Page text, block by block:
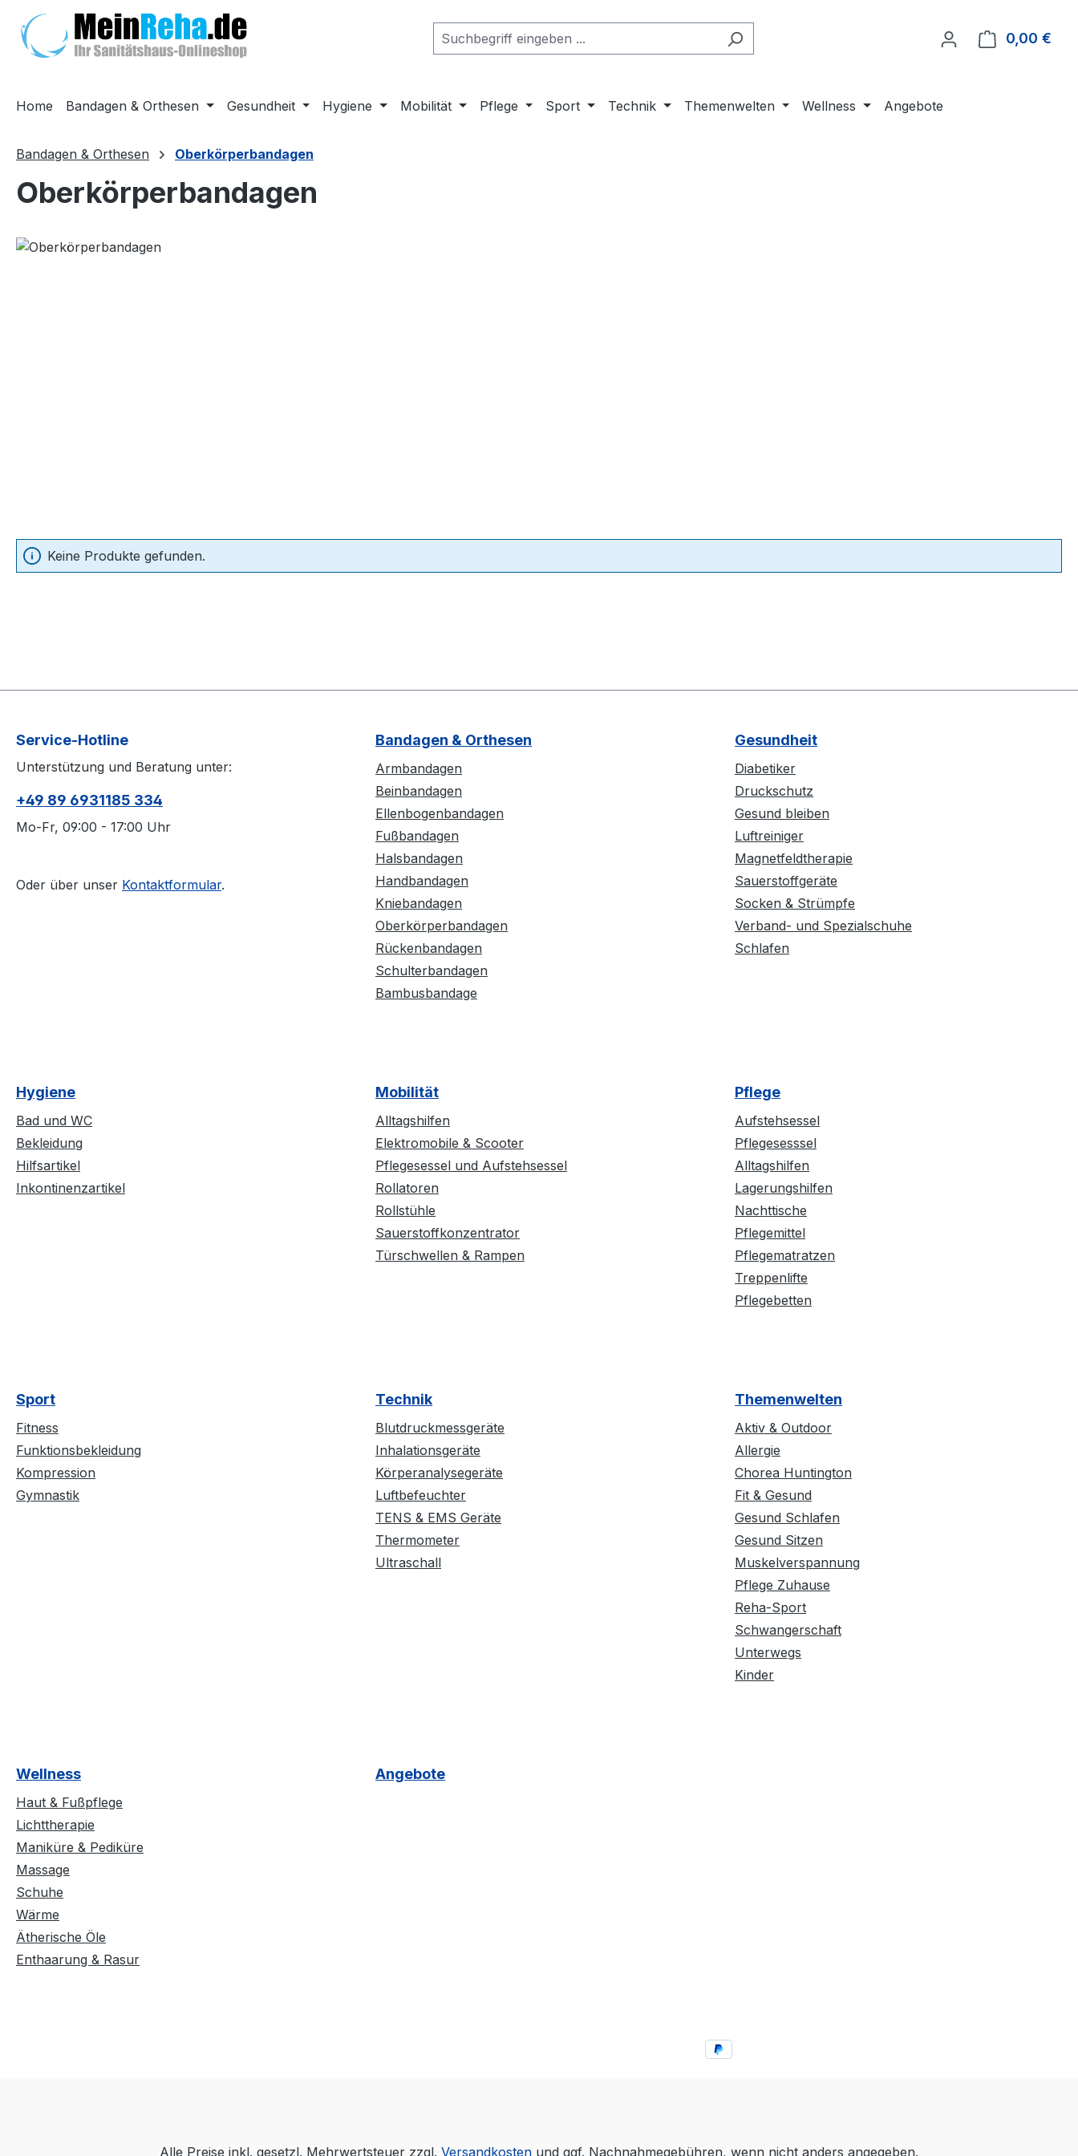
Hauptinhalt springen
Zur Suche springen
Zur Hauptnavigation springen
0,00 €
Home Bandagen & Orthesen Gesundheit Hygiene Mobilität Pflege Sport Technik Themenwelten Wellness Angebote
Bandagen & Orthesen Oberkörperbandagen
Oberkörperbandagen
Keine Produkte gefunden.
Service-Hotline
Unterstützung und Beratung unter:
+49 89 6931185 334
Mo-Fr, 09:00 - 17:00 Uhr
Oder über unser Kontaktformular.
Bandagen & Orthesen
Armbandagen
Beinbandagen
Ellenbogenbandagen
Fußbandagen
Halsbandagen
Handbandagen
Kniebandagen
Oberkörperbandagen
Rückenbandagen
Schulterbandagen
Bambusbandage
Gesundheit
Diabetiker
Druckschutz
Gesund bleiben
Luftreiniger
Magnetfeldtherapie
Sauerstoffgeräte
Socken & Strümpfe
Verband- und Spezialschuhe
Schlafen
Hygiene
Bad und WC
Bekleidung
Hilfsartikel
Inkontinenzartikel
Mobilität
Alltagshilfen
Elektromobile & Scooter
Pflegesessel und Aufstehsessel
Rollatoren
Rollstühle
Sauerstoffkonzentrator
Türschwellen & Rampen
Pflege
Aufstehsessel
Pflegesesssel
Alltagshilfen
Lagerungshilfen
Nachttische
Pflegemittel
Pflegematratzen
Treppenlifte
Pflegebetten
Sport
Fitness
Funktionsbekleidung
Kompression
Gymnastik
Technik
Blutdruckmessgeräte
Inhalationsgeräte
Körperanalysegeräte
Luftbefeuchter
TENS & EMS Geräte
Thermometer
Ultraschall
Themenwelten
Aktiv & Outdoor
Allergie
Chorea Huntington
Fit & Gesund
Gesund Schlafen
Gesund Sitzen
Muskelverspannung
Pflege Zuhause
Reha-Sport
Schwangerschaft
Unterwegs
Kinder
Wellness
Haut & Fußpflege
Lichttherapie
Maniküre & Pediküre
Massage
Schuhe
Wärme
Ätherische Öle
Enthaarung & Rasur
Angebote
Alle Preise inkl. gesetzl. Mehrwertsteuer zzgl. Versandkosten und ggf. Nachnahmegebühren, wenn nicht anders angegeben.